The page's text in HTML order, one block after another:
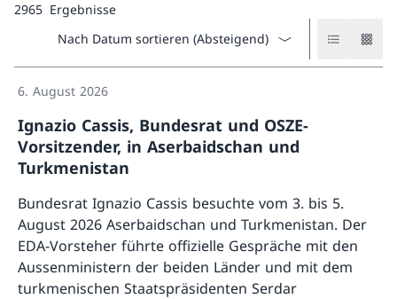
2965 Ergebnisse
Resultate
6. August 2026
Ignazio Cassis, Bundesrat und OSZE-
Vorsitzender, in Aserbaidschan und
Turkmenistan
Bundesrat Ignazio Cassis besuchte vom 3. bis 5.
August 2026 Aserbaidschan und Turkmenistan. Der
EDA-Vorsteher führte offizielle Gespräche mit den
Aussenministern der beiden Länder und mit dem
turkmenischen Staatspräsidenten Serdar